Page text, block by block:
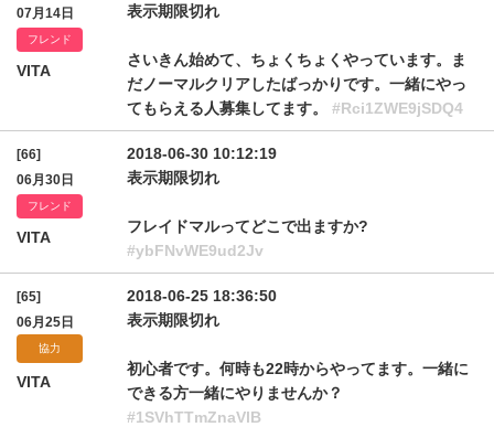
07月14日
フレンド
VITA
表示期限切れ
さいきん始めて、ちょくちょくやっています。ま
だノーマルクリアしたばっかりです。一緒にやっ
てもらえる人募集してます。 #Rci1ZWE9jSDQ4
[66]
06月30日
フレンド
VITA
2018-06-30 10:12:19
表示期限切れ
フレイドマルってどこで出ますか?
#ybFNvWE9ud2Jv
[65]
06月25日
協力
VITA
2018-06-25 18:36:50
表示期限切れ
初心者です。何時も22時からやってます。一緒に
できる方一緒にやりませんか？
#1SVhTTmZnaVlB